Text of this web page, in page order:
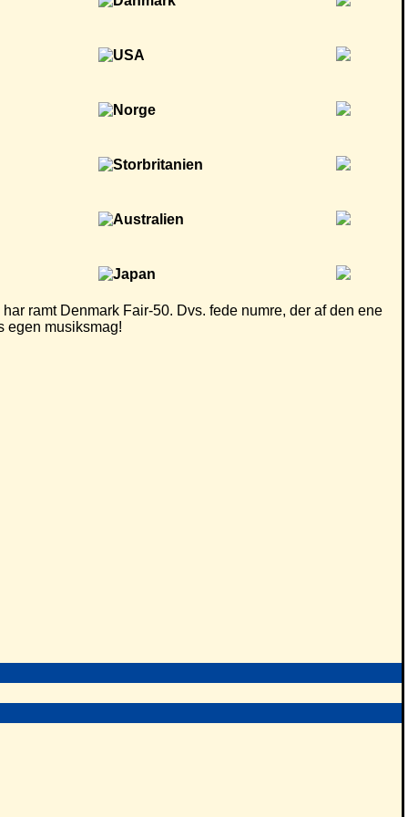
ramt Denmark Fair-50. Dvs. fede numre, der af den ene
egen musiksmag!